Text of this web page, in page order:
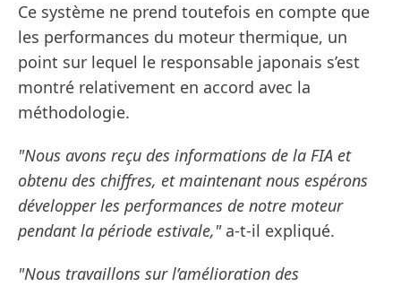
Ce système ne prend toutefois en compte que
les performances du moteur thermique, un
point sur lequel le responsable japonais s’est
montré relativement en accord avec la
méthodologie.
"Nous avons reçu des informations de la FIA et
obtenu des chiffres, et maintenant nous espérons
développer les performances de notre moteur
pendant la période estivale,"a-t-il expliqué.
"Nous travaillons sur l’amélioration des